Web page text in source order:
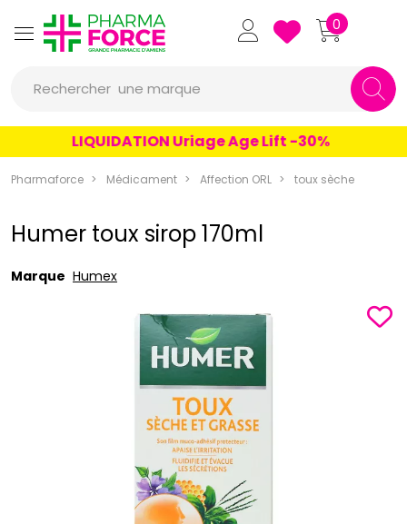
Pharmaforce Grande Pharmacie
0
Rechercher une marque
un conseil
un produit
LIQUIDATION Uriage Age Lift -30%
Pharmaforce Médicament Affection ORL toux sèche
Humer toux sirop 170ml
Marque Humex